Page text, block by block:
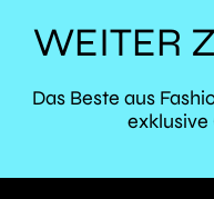
WEITER
Das Beste aus
exklusive